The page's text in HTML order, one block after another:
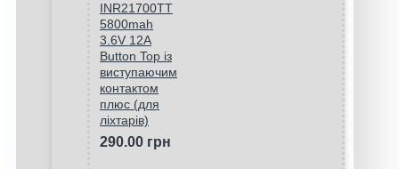
INR21700TT
5800mah
3.6V 12A
Button Top із
виступаючим
контактом
плюс (для
ліхтарів)
290.00 грн